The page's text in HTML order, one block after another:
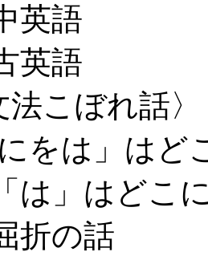
語
語
ぼれ話〉
は」はど
」はどこ
の話